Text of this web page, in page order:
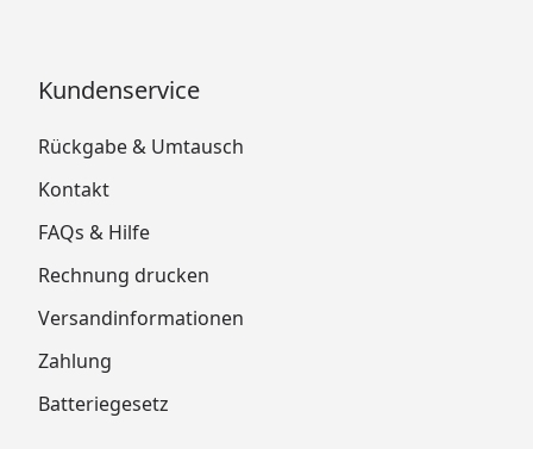
Kundenservice
Rückgabe & Umtausch
Kontakt
FAQs & Hilfe
Rechnung drucken
Versandinformationen
Zahlung
Batteriegesetz